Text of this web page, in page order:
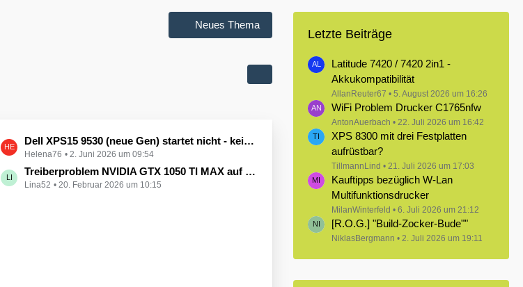
Neues Thema
L
e
t
z
Dell XPS15 9530 (neue Gen) startet nicht - kein booten, kein Licht - nichts tut sich - hat jemand eine Idee wie man ihn zum Leben erwecken könnte?
Helena76 2. Juni 2026 um 09:54
Treiberproblem NVIDIA GTX 1050 TI MAX auf XPS 9570 Windows 11
Lina52 20. Februar 2026 um 10:15
Letzte Beiträge
Latitude 7420 / 7420 2in1 -
Akkukompatibilität
AllanReuter67 5. August 2026 um 16:26
WiFi Problem Drucker C1765nfw
AntonAuerbach 22. Juli 2026 um 16:42
XPS 8300 mit drei Festplatten
aufrüstbar?
TillmannLind 21. Juli 2026 um 17:03
Kauftipps bezüglich W-Lan
Multifunktionsdrucker
MilanWinterfeld 6. Juli 2026 um 21:12
[R.O.G.] "Build-Zocker-Bude""
NiklasBergmann 2. Juli 2026 um 19:11